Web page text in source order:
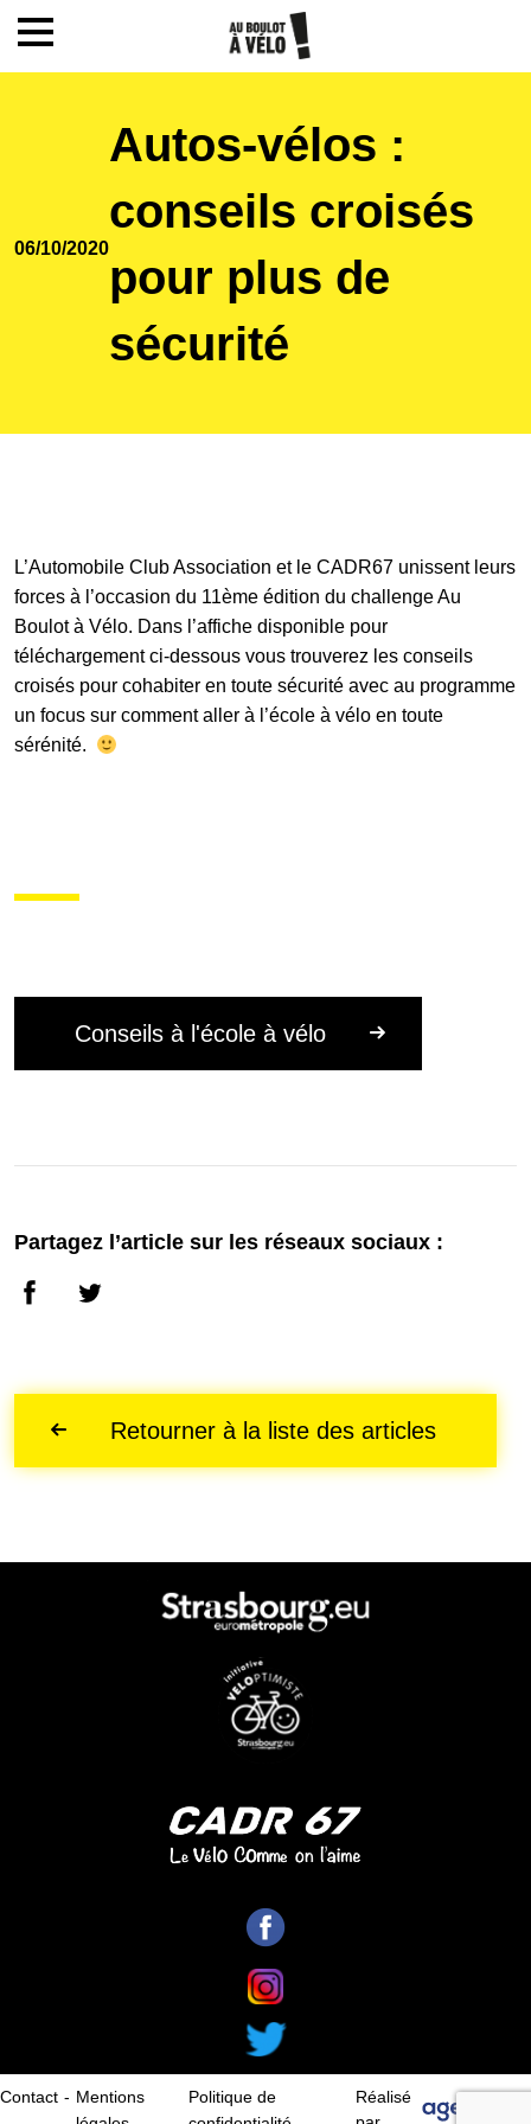
Accueil
Le challenge
Inscription
Galerie photos
Résultats
06/10/2020
Autos-vélos :
conseils croisés
pour plus de
sécurité
L’Automobile Club Association et le CADR67 unissent leurs
forces à l’occasion du 11ème édition du challenge Au
Boulot à Vélo. Dans l’affiche disponible pour
téléchargement ci-dessous vous trouverez les conseils
croisés pour cohabiter en toute sécurité avec au programme
un focus sur comment aller à l’école à vélo en toute
sérénité.
Conseils à l'école à vélo
Partagez l’article sur les réseaux sociaux :
Retourner à la liste des articles
Contact
Mentions
Politique de
Réalisé